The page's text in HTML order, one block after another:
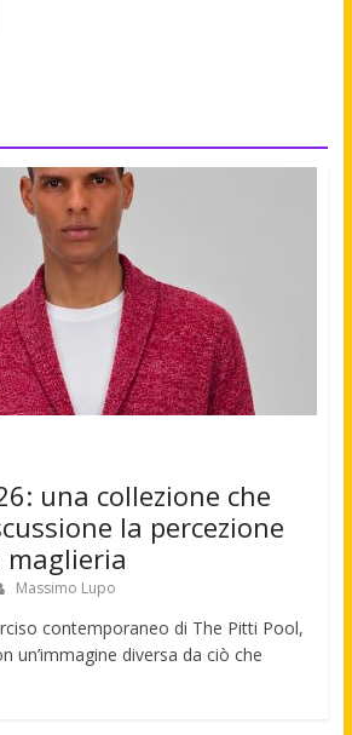
una collezione che
la percezione
maglieria
Massimo Lupo
contemporaneo di The Pitti Pool,
un’immagine diversa da ciò che